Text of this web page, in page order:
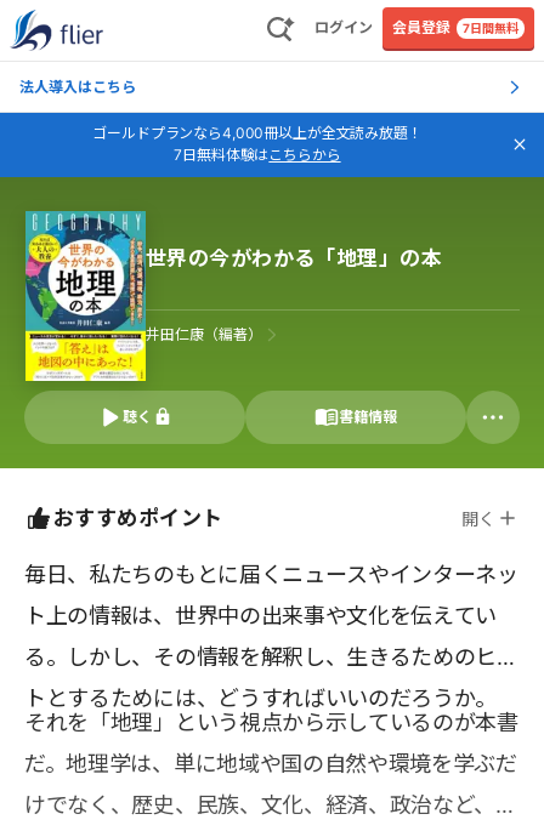
ログイン 会員登録 7日間無料
法人導入はこちら
ゴールドプランなら4,000冊以上が全文読み放題！
7日無料体験はこちらから
世界の今がわかる「地理」の本
井田仁康（編著）
聴く 書籍情報
おすすめポイント 開く
毎日、私たちのもとに届くニュースやインターネッ
ト上の情報は、世界中の出来事や文化を伝えてい
る。しかし、その情報を解釈し、生きるためのヒン
トとするためには、どうすればいいのだろうか。
それを「地理」という視点から示しているのが本書
だ。地理学は、単に地域や国の自然や環境を学ぶだ
けでなく、歴史、民族、文化、経済、政治など、そ